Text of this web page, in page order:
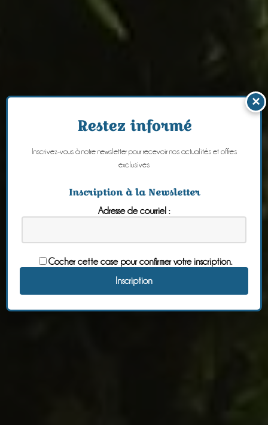
×
Restez informé
Inscrivez-vous à notre newsletter pour recevoir nos actualités et offres
exclusives
Inscription à la Newsletter
Adresse de courriel :
Cocher cette case pour confirmer votre inscription.